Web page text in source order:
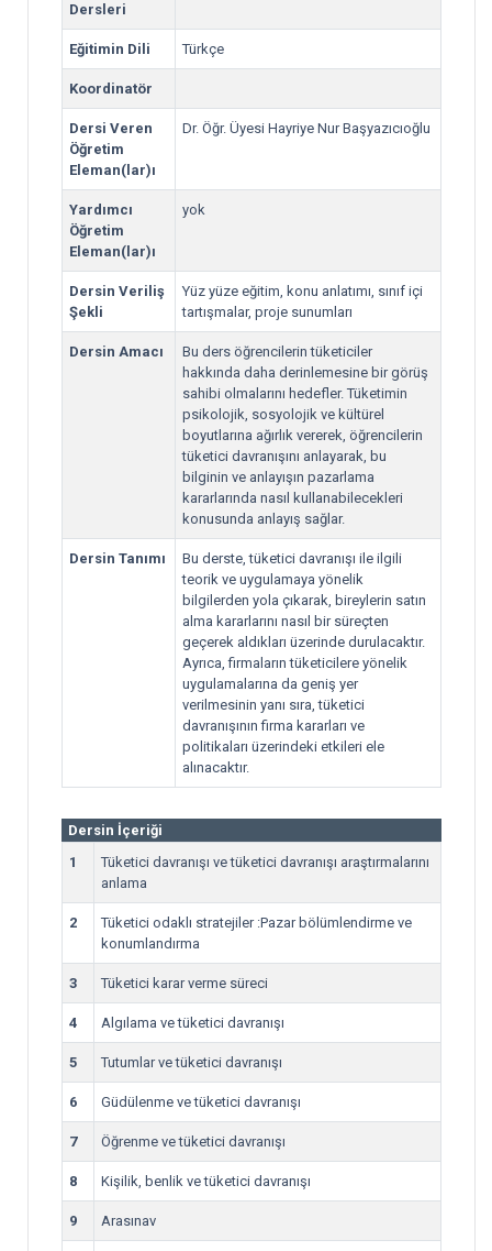
Dersleri
Eğitimin Dili Türkçe
Koordinatör
Dersi Veren
Öğretim
Eleman(lar)ı
Dr. Öğr. Üyesi Hayriye Nur Başyazıcıoğlu
Yardımcı
Öğretim
Eleman(lar)ı
yok
Dersin Veriliş
Şekli
Yüz yüze eğitim, konu anlatımı, sınıf içi
tartışmalar, proje sunumları
Dersin Amacı
Bu ders öğrencilerin tüketiciler
hakkında daha derinlemesine bir görüş
sahibi olmalarını hedefler. Tüketimin
psikolojik, sosyolojik ve kültürel
boyutlarına ağırlık vererek, öğrencilerin
tüketici davranışını anlayarak, bu
bilginin ve anlayışın pazarlama
kararlarında nasıl kullanabilecekleri
konusunda anlayış sağlar.
Dersin Tanımı
Bu derste, tüketici davranışı ile ilgili
teorik ve uygulamaya yönelik
bilgilerden yola çıkarak, bireylerin satın
alma kararlarını nasıl bir süreçten
geçerek aldıkları üzerinde durulacaktır.
Ayrıca, firmaların tüketicilere yönelik
uygulamalarına da geniş yer
verilmesinin yanı sıra, tüketici
davranışının firma kararları ve
politikaları üzerindeki etkileri ele
alınacaktır.
Dersin İçeriği
1
Tüketici davranışı ve tüketici davranışı araştırmalarını
anlama
2
Tüketici odaklı stratejiler :Pazar bölümlendirme ve
konumlandırma
3 Tüketici karar verme süreci
4 Algılama ve tüketici davranışı
5 Tutumlar ve tüketici davranışı
6 Güdülenme ve tüketici davranışı
7 Öğrenme ve tüketici davranışı
8 Kişilik, benlik ve tüketici davranışı
9 Arasınav